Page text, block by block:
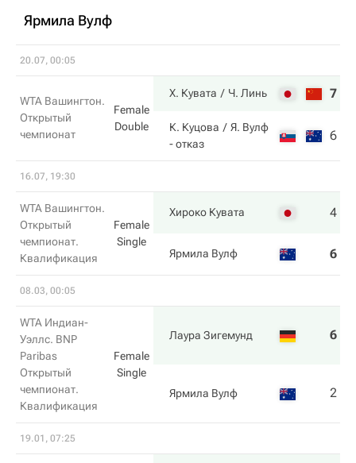
Ярмила Вулф
20.07, 00:05
WTA Вашингтон.
Открытый
чемпионат
Female
Double
Х. Кувата Ч. Линь 7
К. Куцова
Я. Вулф
- отказ
6
16.07, 19:30
WTA Вашингтон.
Открытый
чемпионат.
Квалификация
Female
Single
Хироко Кувата 4
Ярмила Вулф 6
08.03, 00:05
WTA Индиан-
Уэллс. BNP
Paribas
Открытый
чемпионат.
Квалификация
Female
Single
Лаура Зигемунд 6
Ярмила Вулф 2
19.01, 07:25